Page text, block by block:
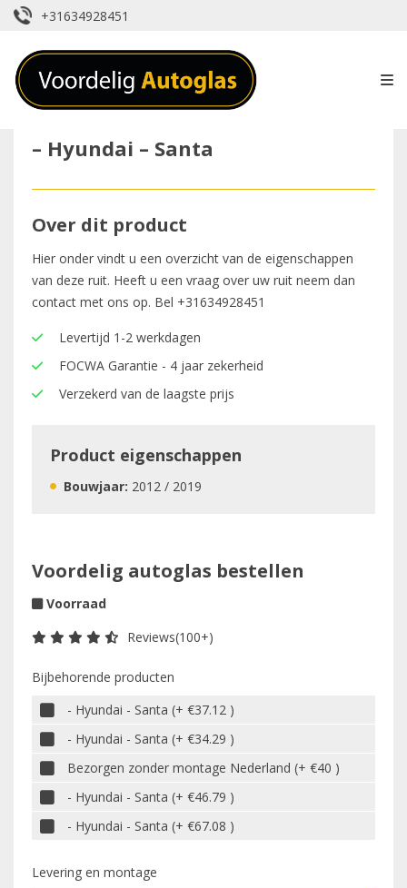
+31634928451
– Hyundai – Santa
Over dit product
Hier onder vindt u een overzicht van de eigenschappen
van deze ruit. Heeft u een vraag over uw ruit neem dan
contact met ons op. Bel +31634928451
Levertijd 1-2 werkdagen
FOCWA Garantie - 4 jaar zekerheid
Verzekerd van de laagste prijs
Product eigenschappen
Bouwjaar: 2012 / 2019
Voordelig autoglas bestellen
Voorraad
Reviews(100+)
Bijbehorende producten
- Hyundai - Santa (+ €37.12 )
- Hyundai - Santa (+ €34.29 )
Bezorgen zonder montage Nederland (+ €40 )
- Hyundai - Santa (+ €46.79 )
- Hyundai - Santa (+ €67.08 )
Levering en montage